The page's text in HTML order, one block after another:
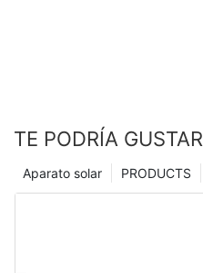
TE PODRÍA GUSTAR
PRODUCTS
Aparato solar